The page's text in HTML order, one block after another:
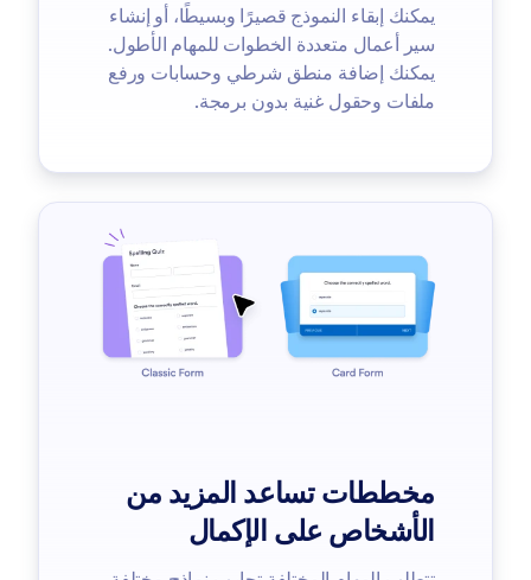
يمكنك إبقاء النموذج قصيرًا وبسيطًا، أو إنشاء
سير أعمال متعددة الخطوات للمهام الأطول.
يمكنك إضافة منطق شرطي وحسابات ورفع
ملفات وحقول غنية بدون برمجة.
مخططات تساعد المزيد من
الأشخاص على الإكمال